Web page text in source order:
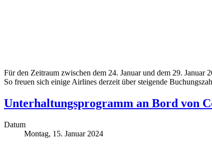
Für den Zeitraum zwischen dem 24. Januar und dem 29. Januar
So freuen sich einige Airlines derzeit über steigende
Unterhaltungsprogramm an Bord von
Datum
Montag, 15. Januar 2024